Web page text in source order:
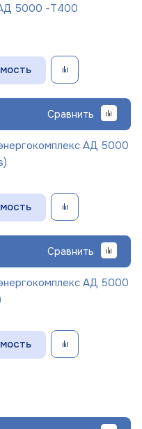
5000 -Т400
Сравнить
АД 5000
Сравнить
АД 5000